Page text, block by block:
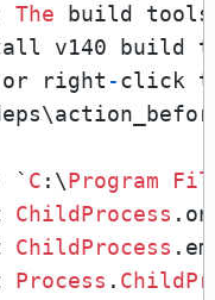
The build
v140
or right -click
` C :\Program
ChildProcess
ChildProcess
Process .